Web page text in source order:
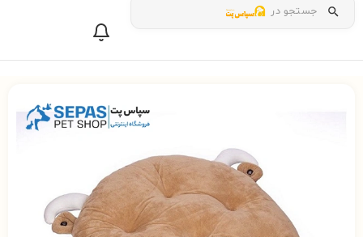
جستجو در